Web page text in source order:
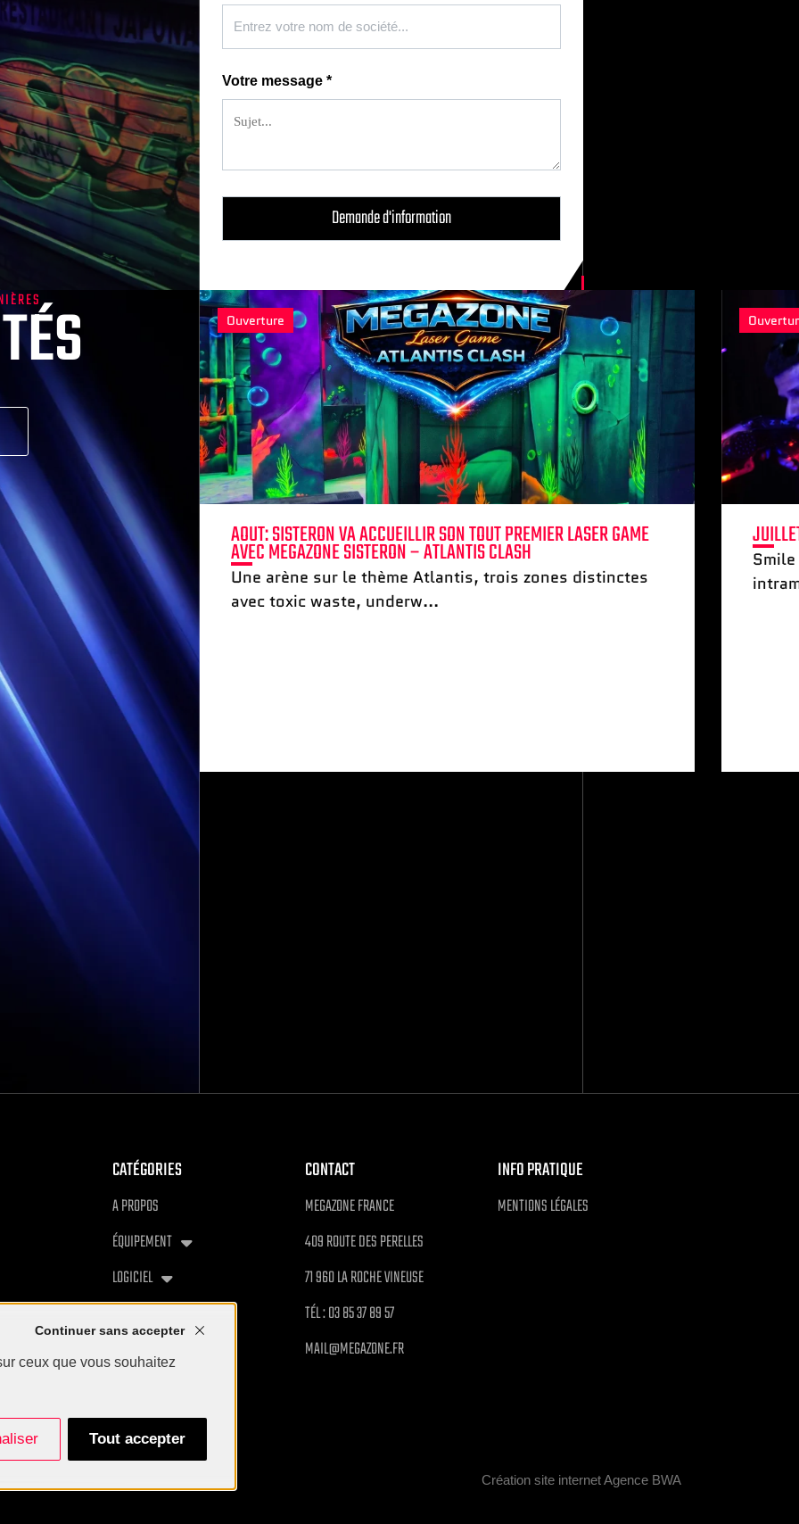
Votre message *
COMPLEXE MULTI-
de votre
Ouverture
AOUT: SISTERON VA ACCUEILLIR SON TOUT PREMIER LASER GAME
AVEC MEGAZONE SISTERON – ATLANTIS CLASH
Une arène sur le thème Atlantis, trois zones distinctes
avec toxic waste, underw...
CATÉGORIES
A PROPOS
ÉQUIPEMENT
LOGICIEL
CENTRES
CONTACT
MEGAZONE FRANCE
409 ROUTE DES PERELLES
71 960 LA ROCHE VINEUSE
TÉL : 03 85 37 89 57
MAIL@MEGAZONE.FR
INFO PRATIQUE
MENTIONS LÉGALES
Création site internet Agence BWA
ceux que vous souhaitez
Tout accepter
Continuer sans accepter